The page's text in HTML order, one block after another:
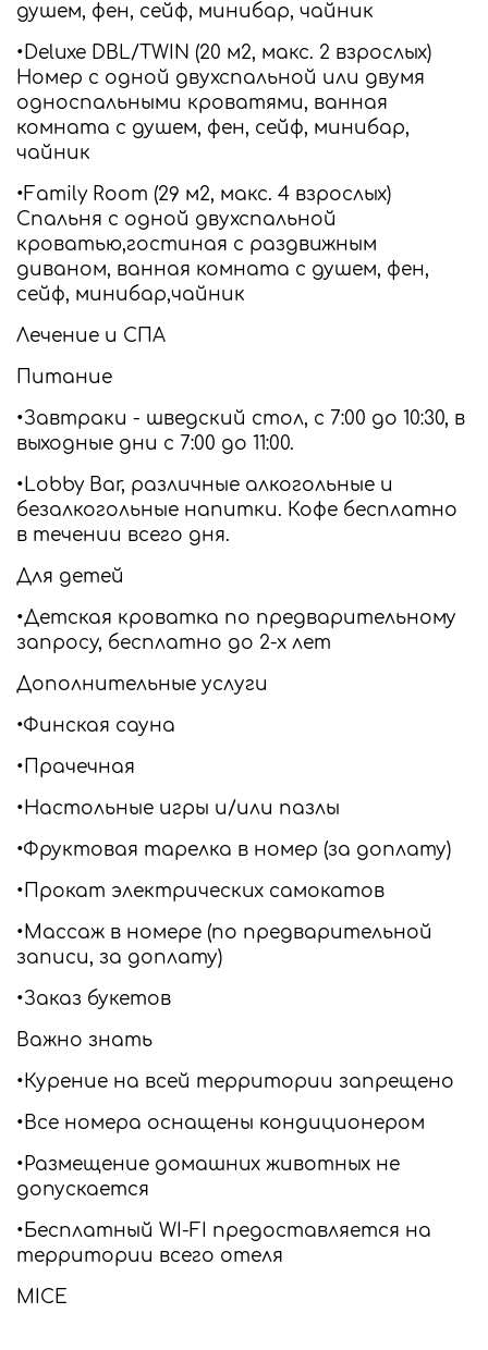
душем, фен, сейф, минибар, чайник
•Deluxe DBL/TWIN (20 м2, макс. 2 взрослых)
Номер с одной двухспальной или двумя
односпальными кроватями, ванная
комната с душем, фен, сейф, минибар,
чайник
•Family Room (29 м2, макс. 4 взрослых)
Спальня с одной двухспальной
кроватью,гостиная с раздвижным
диваном, ванная комната с душем, фен,
сейф, минибар,чайник
Лечение и СПА
Питание
•Завтраки - шведский стол, с 7:00 до 10:30, в
выходные дни с 7:00 до 11:00.
•Lobby Bar, различные алкогольные и
безалкогольные напитки. Кофе бесплатно
в течении всего дня.
Для детей
•Детская кроватка по предварительному
запросу, бесплатно до 2-х лет
Дополнительные услуги
•Финская сауна
•Прачечная
•Настольные игры и/или пазлы
•Фруктовая тарелка в номер (за доплату)
•Прокат электрических самокатов
•Массаж в номере (по предварительной
записи, за доплату)
•Заказ букетов
Важно знать
•Курение на всей территории запрещено
•Все номера оснащены кондиционером
•Размещение домашних животных не
допускается
•Бесплатный WI-FI предоставляется на
территории всего отеля
MICE